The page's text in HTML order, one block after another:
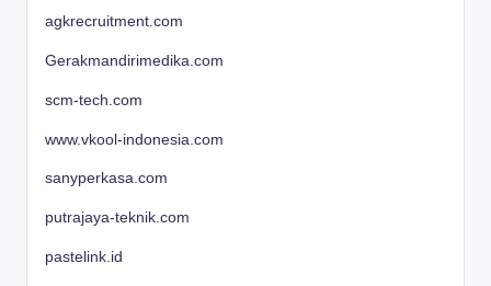
agkrecruitment.com
Gerakmandirimedika.com
scm-tech.com
www.vkool-indonesia.com
sanyperkasa.com
putrajaya-teknik.com
pastelink.id